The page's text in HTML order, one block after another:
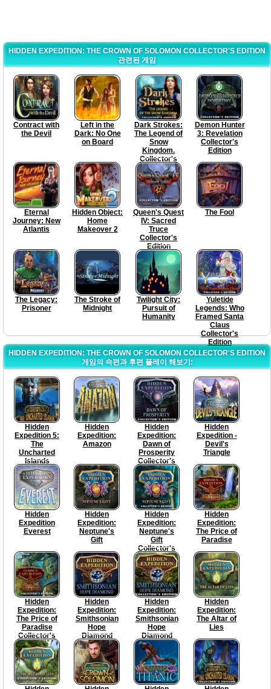
HIDDEN EXPEDITION: THE CROWN OF SOLOMON COLLECTOR'S EDITION
관련된 게임
Contract with
the Devil
Left in the
Dark: No One
on Board
Dark Strokes:
The Legend of
Snow
Kingdom.
Collector's
Edition
Demon Hunter
3: Revelation
Collector's
Edition
Eternal
Journey: New
Atlantis
Hidden Object:
Home
Makeover 2
Queen's Quest
IV: Sacred
Truce
Collector's
Edition
The Fool
The Legacy:
Prisoner
The Stroke of
Midnight
Twilight City:
Pursuit of
Humanity
Yuletide
Legends: Who
Framed Santa
Claus
Collector's
Edition
HIDDEN EXPEDITION: THE CROWN OF SOLOMON COLLECTOR'S EDITION
게임의 속편과 후편 플레이 해보기:
Hidden
Expedition 5:
The
Uncharted
Islands
Hidden
Expedition:
Amazon
Hidden
Expedition:
Dawn of
Prosperity
Collector's
Edition
Hidden
Expedition -
Devil's
Triangle
Hidden
Expedition
Everest
Hidden
Expedition:
Neptune's
Gift
Hidden
Expedition:
Neptune's
Gift
Collector's
Edition
Hidden
Expedition:
The Price of
Paradise
Hidden
Expedition:
The Price of
Paradise
Collector's
Edition
Hidden
Expedition:
Smithsonian
Hope
Diamond
Hidden
Expedition:
Smithsonian
Hope
Diamond
Collector's
Edition
Hidden
Expedition:
The Altar of
Lies